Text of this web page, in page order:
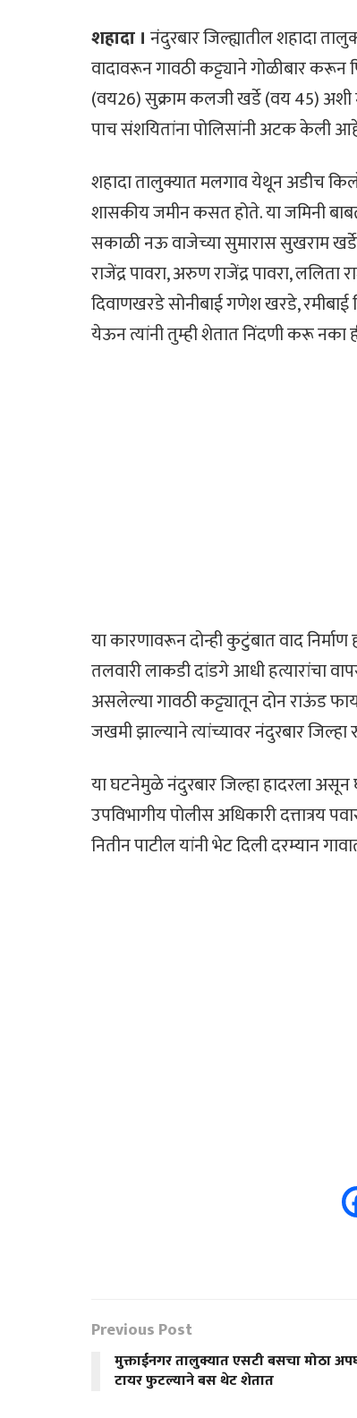
शहादा । नंदुरबार जिल्ह्यातील शहादा
वादावरून गावठी कट्ट्याने गोळीबार करून
(वय26) सुक्राम कलजी खर्डे (वय 45)
पाच संशयितांना पोलिसांनी अटक केली
शहादा तालुक्यात मलगाव येथून अडीच
शासकीय जमीन कसत होते. या जमिनी
सकाळी नऊ वाजेच्या सुमारास सुखराम
राजेंद्र पावरा, अरुण राजेंद्र पावरा,
दिवाणखरडे सोनीबाई गणेश खरडे,
येऊन त्यांनी तुम्ही शेतात निंदणी करू
या कारणावरून दोन्ही कुटुंबात वाद निर्माण
तलवारी लाकडी दांडगे आधी हत्यारांचा
असलेल्या गावठी कट्ट्यातून दोन राऊंड
जखमी झाल्याने त्यांच्यावर नंदुरबार
या घटनेमुळे नंदुरबार जिल्हा हादरला असून
उपविभागीय पोलीस अधिकारी दत्तात्रय
नितीन पाटील यांनी भेट दिली दरम्यान
Previous Post
मुक्ताईनगर तालुक्यात एसटी बसचा मोठा
टायर फुटल्याने बस थेट शेतात